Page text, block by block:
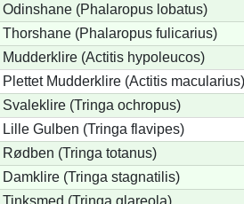
Odinshane (Phalaropus lobatus)
Thorshane (Phalaropus fulicarius)
Mudderklire (Actitis hypoleucos)
Plettet Mudderklire (Actitis macularius)
Svaleklire (Tringa ochropus)
Lille Gulben (Tringa flavipes)
Rødben (Tringa totanus)
Damklire (Tringa stagnatilis)
Tinksmed (Tringa glareola)